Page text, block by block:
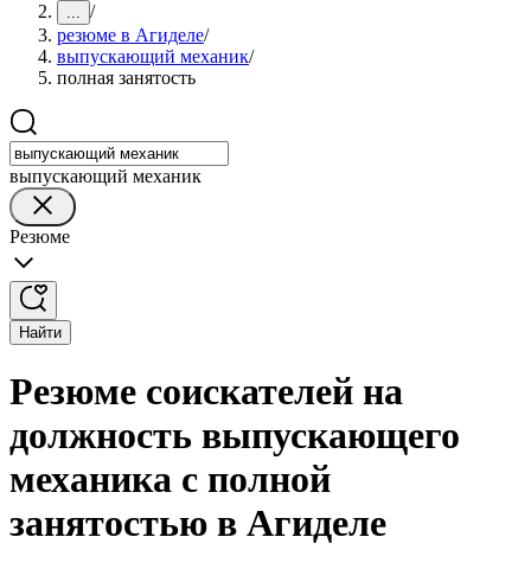
... /
резюме в Агиделе/
выпускающий механик/
полная занятость
выпускающий механик
Резюме
Найти
Резюме соискателей на
должность выпускающего
механика с полной
занятостью в Агиделе